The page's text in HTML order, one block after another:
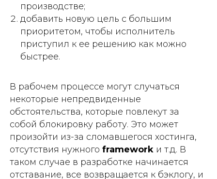
производстве;
добавить новую цель с большим
приоритетом, чтобы исполнитель
приступил к ее решению как можно
быстрее.
В рабочем процессе могут случаться
некоторые непредвиденные
обстоятельства, которые повлекут за
собой блокировку работу. Это может
произойти из-за сломавшегося хостинга,
отсутствия нужного framework и т.д. В
таком случае в разработке начинается
отставание, все возвращается к бэклогу, и